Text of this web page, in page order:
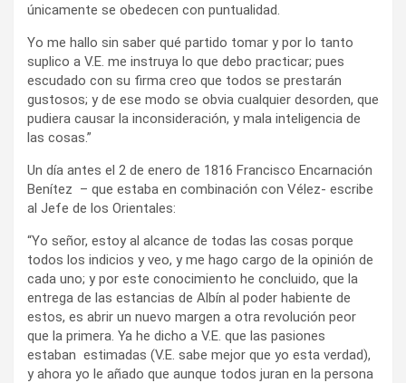
únicamente se obedecen con puntualidad.
Yo me hallo sin saber qué partido tomar y por lo tanto
suplico a V.E. me instruya lo que debo practicar; pues
escudado con su firma creo que todos se prestarán
gustosos; y de ese modo se obvia cualquier desorden, que
pudiera causar la inconsideración, y mala inteligencia de
las cosas.”
Un día antes el 2 de enero de 1816 Francisco Encarnación
Benítez – que estaba en combinación con Vélez- escribe
al Jefe de los Orientales:
“Yo señor, estoy al alcance de todas las cosas porque
todos los indicios y veo, y me hago cargo de la opinión de
cada uno; y por este conocimiento he concluido, que la
entrega de las estancias de Albín al poder habiente de
estos, es abrir un nuevo margen a otra revolución peor
que la primera. Ya he dicho a V.E. que las pasiones
estaban estimadas (V.E. sabe mejor que yo esta verdad),
y ahora yo le añado que aunque todos juran en la persona